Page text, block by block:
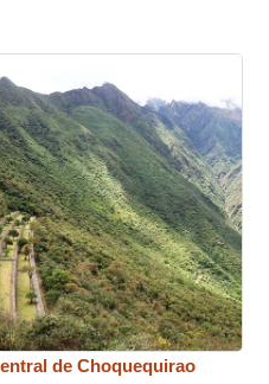
de Choquequirao